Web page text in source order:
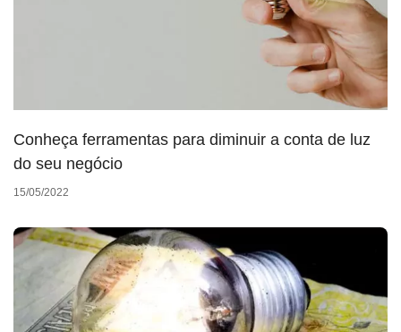
Conheça ferramentas para diminuir a conta de luz
do seu negócio
15/05/2022